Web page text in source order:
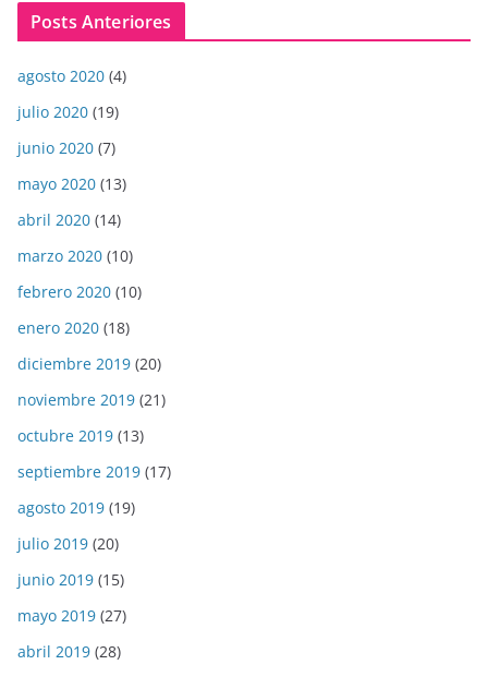
Posts Anteriores
agosto 2020 (4)
julio 2020 (19)
junio 2020 (7)
mayo 2020 (13)
abril 2020 (14)
marzo 2020 (10)
febrero 2020 (10)
enero 2020 (18)
diciembre 2019 (20)
noviembre 2019 (21)
octubre 2019 (13)
septiembre 2019 (17)
agosto 2019 (19)
julio 2019 (20)
junio 2019 (15)
mayo 2019 (27)
abril 2019 (28)